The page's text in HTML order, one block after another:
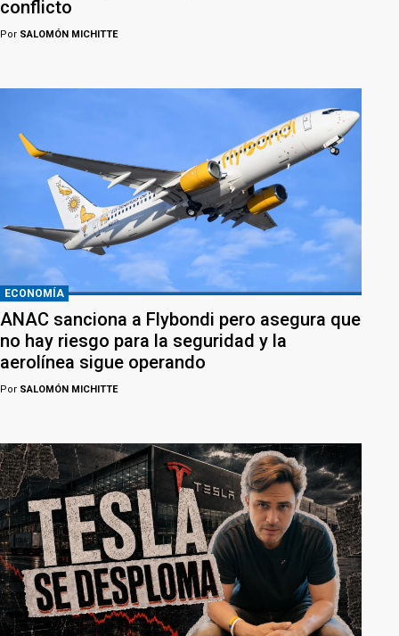
conflicto
Por SALOMÓN MICHITTE
ECONOMÍA
ANAC sanciona a Flybondi pero asegura que
no hay riesgo para la seguridad y la
aerolínea sigue operando
Por SALOMÓN MICHITTE